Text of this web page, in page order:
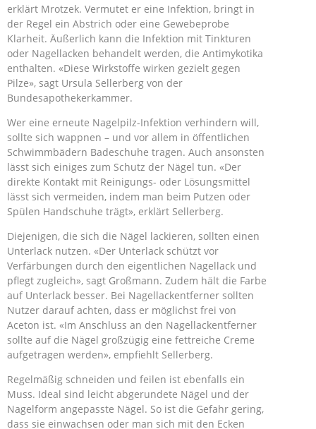
erklärt Mrotzek. Vermutet er eine Infektion, bringt in
der Regel ein Abstrich oder eine Gewebeprobe
Klarheit. Äußerlich kann die Infektion mit Tinkturen
oder Nagellacken behandelt werden, die Antimykotika
enthalten. «Diese Wirkstoffe wirken gezielt gegen
Pilze», sagt Ursula Sellerberg von der
Bundesapothekerkammer.
Wer eine erneute Nagelpilz-Infektion verhindern will,
sollte sich wappnen – und vor allem in öffentlichen
Schwimmbädern Badeschuhe tragen. Auch ansonsten
lässt sich einiges zum Schutz der Nägel tun. «Der
direkte Kontakt mit Reinigungs- oder Lösungsmittel
lässt sich vermeiden, indem man beim Putzen oder
Spülen Handschuhe trägt», erklärt Sellerberg.
Diejenigen, die sich die Nägel lackieren, sollten einen
Unterlack nutzen. «Der Unterlack schützt vor
Verfärbungen durch den eigentlichen Nagellack und
pflegt zugleich», sagt Großmann. Zudem hält die Farbe
auf Unterlack besser. Bei Nagellackentferner sollten
Nutzer darauf achten, dass er möglichst frei von
Aceton ist. «Im Anschluss an den Nagellackentferner
sollte auf die Nägel großzügig eine fettreiche Creme
aufgetragen werden», empfiehlt Sellerberg.
Regelmäßig schneiden und feilen ist ebenfalls ein
Muss. Ideal sind leicht abgerundete Nägel und der
Nagelform angepasste Nägel. So ist die Gefahr gering,
dass sie einwachsen oder man sich mit den Ecken